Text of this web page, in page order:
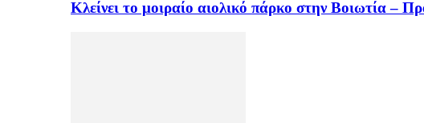
Κλείνει το μοιραίο αιολικό πάρκο στην Βοιωτία –